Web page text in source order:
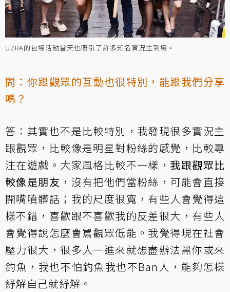
UZRA的包場活動當天也吸引了許多知名實況主到場。
問：你跟觀眾的互動也很特別，能跟我們分享
嗎？
答：其實也不是比較特別，我發現很多實況主
跟觀眾，比較像是明星對粉絲的感覺，比較專
注在遊戲。大家風格比較不一樣， 我跟觀眾比
較像是朋友 ，沒有把他們當粉絲，可能會直接
開嘴噴髒話；我的尺度很寬，有些人會覺得這
樣不錯，喜歡跟不喜歡我的反差很大，有些人
會覺得說怎麼會罵觀眾低能。我覺得現在社會
壓力很大，很多人一進來就想盡辦法黑你或來
釣魚，我也不怕釣魚我也不Ban人，能夠怎樣
紓解自己就紓解。